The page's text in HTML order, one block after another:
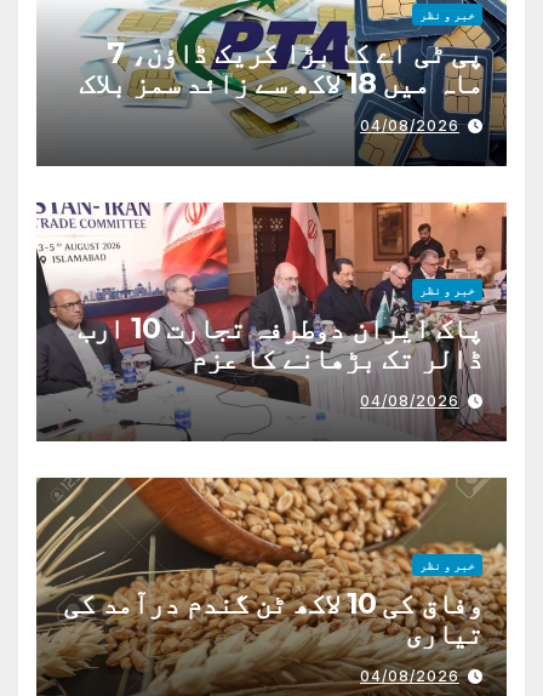
خبر و نظر
پی ٹی اے کا بڑا کریک ڈاؤن، 7
ماہ میں 18 لاکھ سے زائد سمز بلاک
04/08/2026
خبر و نظر
پاک ایران دوطرفہ تجارت 10 ارب
ڈالر تک بڑھانے کا عزم
04/08/2026
خبر و نظر
وفاق کی 10 لاکھ ٹن گندم درآمد کی
تیاری
04/08/2026